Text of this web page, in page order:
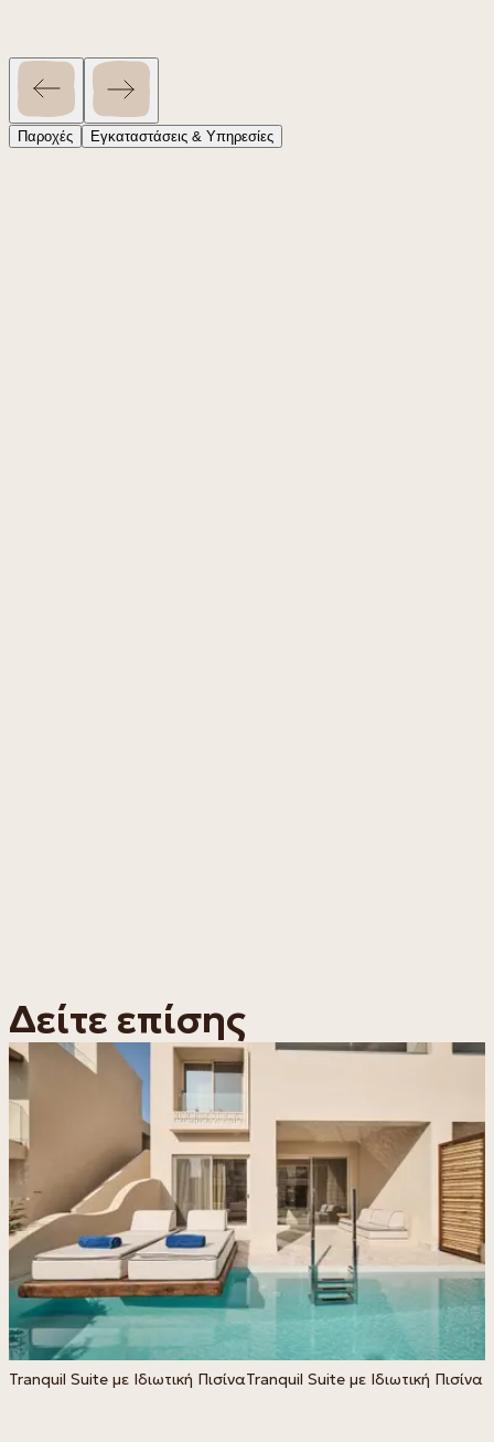
Παροχές Εγκαταστάσεις & Υπηρεσίες
Δείτε επίσης
Tranquil Suite με Ιδιωτική ΠισίναTranquil Suite με Ιδιωτική Πισίνα